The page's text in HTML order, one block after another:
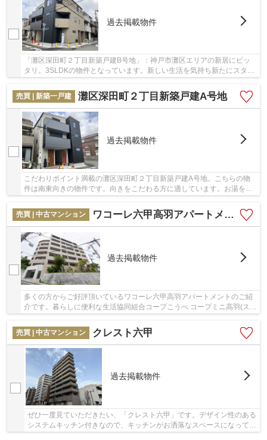
過去掲載物件
「灘区深田町２丁目新築戸建B号地」：神戸市灘区エリアの新居にピッ
タリ。3SLDKの物件となっています。新しい生活を気持ち新たにスター
売買 | 新築一戸建
灘区深田町２丁目新築戸建A号地
過去掲載物件
こだわりポイント満載の灘区深田町２丁目新築戸建A号地。こちらの物
件は南東向きの物件です。向きをこだわる方に適しています。お湯を温
売買 | 中古マンション
ワコーレ六甲高羽アパートメント
過去掲載物件
多くの方からご好評頂いているワコーレ六甲高羽アパートメントのご紹
介です。暮らしに便利な生活協同組合コープこうべ コープミニ高羽(スー
売買 | 中古マンション
クレスト六甲
過去掲載物件
ぜひ一度見ていただきたい、「クレスト六甲」です。デザイン性のある
システムキッチン付きなので、キッチンがお洒落なスペースになってい
ます。